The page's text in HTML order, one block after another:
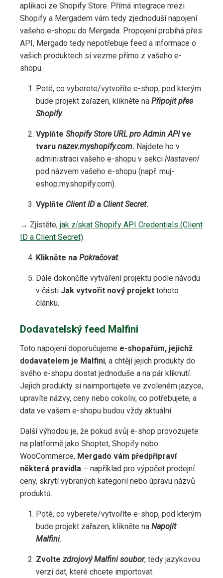
aplikaci ze Shopify Store. Přímá integrace mezi
Shopify a Mergadem vám tedy zjednoduší napojení
vašeho e-shopu do Mergada. Propojení probíhá přes
API, Mergado tedy nepotřebuje feed a informace o
vašich produktech si vezme přímo z vašeho e-
shopu.
Poté, co vyberete/vytvoříte e-shop, pod kterým
bude projekt zařazen, klikněte na Připojit přes
Shopify.
Vyplňte Shopify Store URL pro Admin APIve
tvaru nazev.myshopify.com. Najdete ho v
administraci vašeho e-shopu v sekci Nastavení
pod názvem vašeho e-shopu (např. muj-
eshop.myshopify.com).
Vyplňte Client IDa Client Secret.
→ Zjistěte, jak získat Shopify API Credentials (Client
ID a Client Secret).
Klikněte na Pokračovat.
Dále dokončíte vytváření projektu podle návodu
v části Jak vytvořit nový projekt tohoto
článku.
Dodavatelský feed Malfini
Toto napojení doporučujeme e-shopařům, jejichž
dodavatelem je Malfini, a chtějí jejich produkty do
svého e-shopu dostat jednoduše a na pár kliknutí.
Jejich produkty si naimportujete ve zvoleném jazyce,
upravíte názvy, ceny nebo cokoliv, co potřebujete, a
data ve vašem e-shopu budou vždy aktuální.
Další výhodou je, že pokud svůj e-shop provozujete
na platformě jako Shoptet, Shopify nebo
WooCommerce, Mergado vám předpřipraví
některá pravidla – například pro výpočet prodejní
ceny, skrytí vybraných kategorií nebo úpravu názvů
produktů.
Poté, co vyberete/vytvoříte e-shop, pod kterým
bude projekt zařazen, klikněte na Napojit
Malfini.
Zvoltezdrojový Malfini soubor, tedy jazykovou
verzi dat, které chcete importovat.